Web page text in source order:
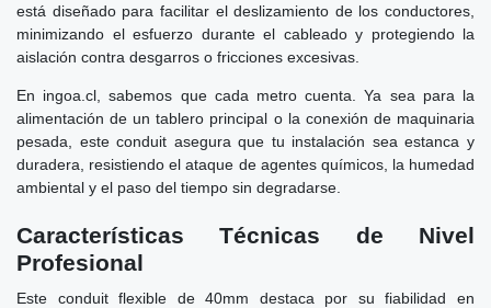
está diseñado para facilitar el deslizamiento de los conductores,
minimizando el esfuerzo durante el cableado y protegiendo la
aislación contra desgarros o fricciones excesivas.
En ingoa.cl, sabemos que cada metro cuenta. Ya sea para la
alimentación de un tablero principal o la conexión de maquinaria
pesada, este conduit asegura que tu instalación sea estanca y
duradera, resistiendo el ataque de agentes químicos, la humedad
ambiental y el paso del tiempo sin degradarse.
Características Técnicas de Nivel
Profesional
Este conduit flexible de 40mm destaca por su fiabilidad en